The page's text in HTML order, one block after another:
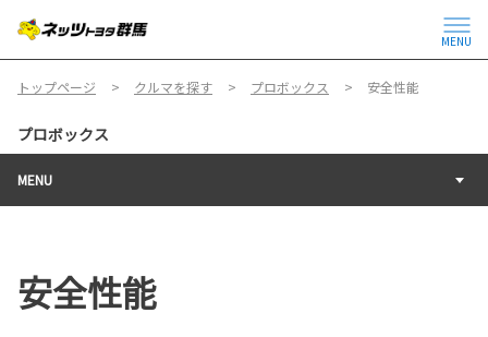
MENU
トップページ クルマを探す プロボックス 安全性能
プロボックス
MENU
安全性能